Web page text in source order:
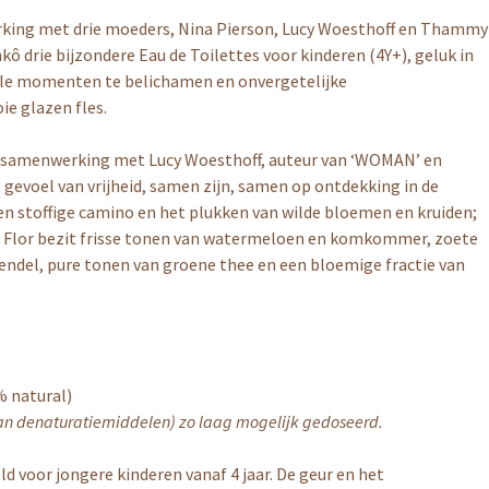
met drie moeders, Nina Pierson, Lucy Woesthoff en Thammy
drie bijzondere Eau de Toilettes voor kinderen (4Y+), geluk in
momenten te belichamen en onvergetelijke
glazen fles.
met Lucy Woesthoff, auteur van ‘WOMAN’ en
van vrijheid, samen zijn, samen op ontdekking in de
stoffige camino en het plukken van wilde bloemen en kruiden;
bezit frisse tonen van watermeloen en komkommer, zoete
pure tonen van groene thee en een bloemige fractie van
natural)
denaturatiemiddelen) zo laag mogelijk gedoseerd.
voor jongere kinderen vanaf 4 jaar. De geur en het